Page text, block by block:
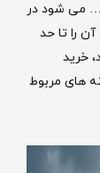
… می شود در
را تا حد
خرید
های مربوط